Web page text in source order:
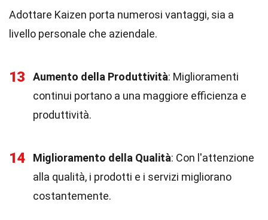
Adottare Kaizen porta numerosi vantaggi, sia a
livello personale che aziendale.
13 Aumento della Produttività: Miglioramenti
continui portano a una maggiore efficienza e
produttività.
14 Miglioramento della Qualità: Con l'attenzione
alla qualità, i prodotti e i servizi migliorano
costantemente.